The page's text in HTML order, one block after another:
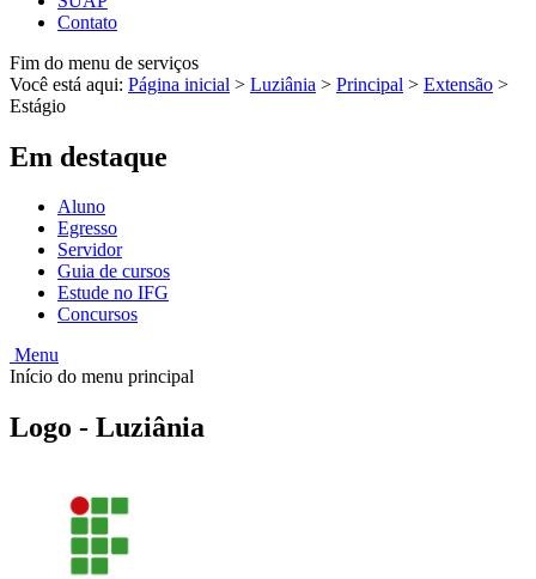
Contato
Fim do menu de serviços
Você está aqui: Página inicial > Luziânia > Principal > Extensão >
Estágio
Em destaque
Aluno
Egresso
Servidor
Guia de cursos
Estude no IFG
Concursos
Menu
Início do menu principal
Logo - Luziânia